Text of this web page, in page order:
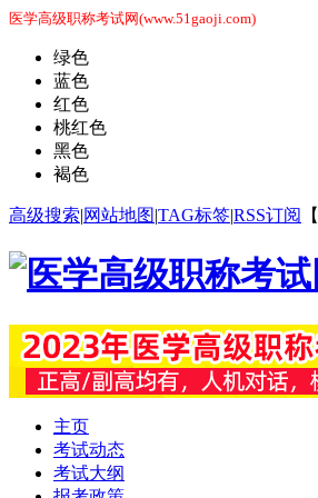
医学高级职称考试网(www.51gaoji.com)
绿色
蓝色
红色
桃红色
黑色
褐色
高级搜索|网站地图|TAG标签|RSS订阅 【
主页
考试动态
考试大纲